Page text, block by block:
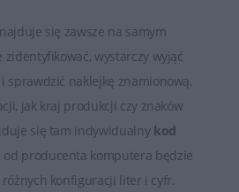
poziomu naładowania,
nową. Producenci oferują
są kompatybilne z
laptopów HP.
elementami zapewniającymi
od stałego źródła zasilania dla
marki HP. Ważne jest
się zawsze na samym
wystarczy wyjąć
sprawdzić naklejkę znamionową.
jak kraj produkcji czy znaków
się tam indywidualny kod
od producenta komputera będzie
konfiguracji liter i cyfr.